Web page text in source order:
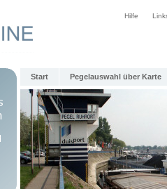
Hilfe
Start Pegelauswahl über Karte